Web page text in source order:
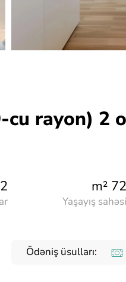
rayon) 2
72 m²
Yaşayış sahəsi
2
Ödəniş üsulları: